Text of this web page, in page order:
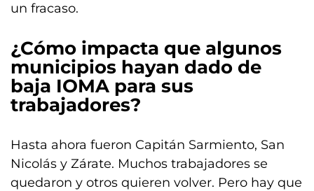
un fracaso.
¿Cómo impacta que algunos
municipios hayan dado de
baja IOMA para sus
trabajadores?
Hasta ahora fueron Capitán Sarmiento, San
Nicolás y Zárate. Muchos trabajadores se
quedaron y otros quieren volver. Pero hay que